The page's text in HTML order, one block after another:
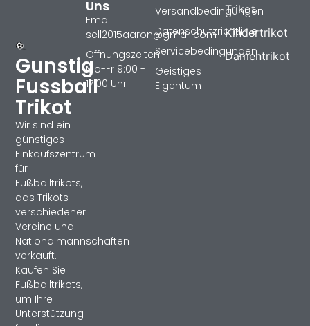
Gunstig
Fussball
Trikot
Wir sind ein
günstiges
Einkaufszentrum
für
Fußballtrikots,
das Trikots
verschiedener
Vereine und
Nationalmannschaften
verkauft.
Kaufen Sie
Fußballtrikots,
um Ihre
Unterstützung
Trikot
Kindertrikot
Damentrikot
Versandbedingungen
Datenschutzrichtlinie
Servicebedingungen
Geistiges
Eigentum
Uns
Email:
sell2015aaron@gmail.com
Öffnungszeiten:
Mo-Fr 9:00 -
17:00 Uhr